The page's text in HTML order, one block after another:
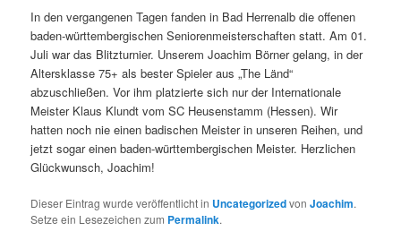
In den vergangenen Tagen fanden in Bad Herrenalb die offenen
baden-württembergischen Seniorenmeisterschaften statt. Am 01.
Juli war das Blitzturnier. Unserem Joachim Börner gelang, in der
Altersklasse 75+ als bester Spieler aus „The Länd“
abzuschließen. Vor ihm platzierte sich nur der Internationale
Meister Klaus Klundt vom SC Heusenstamm (Hessen). Wir
hatten noch nie einen badischen Meister in unseren Reihen, und
jetzt sogar einen baden-württembergischen Meister. Herzlichen
Glückwunsch, Joachim!
Dieser Eintrag wurde veröffentlicht in UncategorizedvonJoachim.
Setze ein Lesezeichen zum Permalink.